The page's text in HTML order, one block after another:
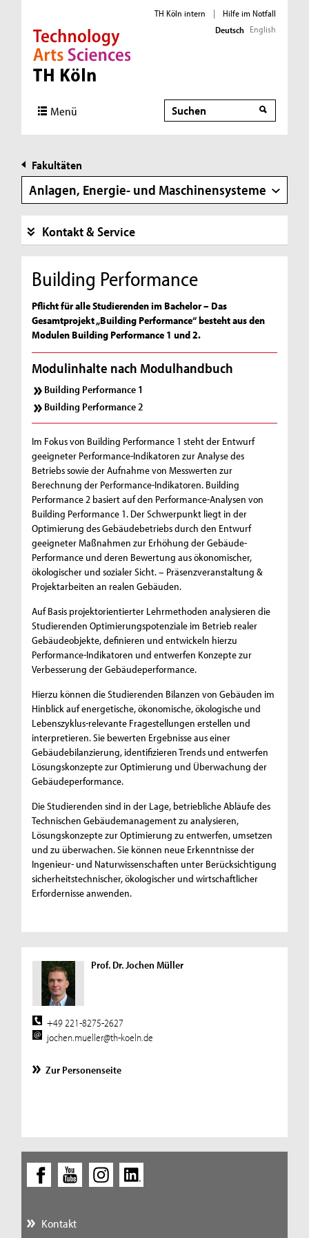
Direkt zur Hauptnavigation
Direkt zur Subnavigation
Direkt zum Inhalt
Direkt zum Fußbereich
TH Köln intern |
Hilfe im Notfall
Deutsch English
Menü Suche
Suche
Fakultäten
Anlagen, Energie- und Maschinensysteme
Kontakt & Service
Building Performance
Pflicht für alle Studierenden im Bachelor – Das
Gesamtprojekt „Building Performance“ besteht aus den
Modulen Building Performance 1 und 2.
Modulinhalte nach Modulhandbuch
Building Performance 1
Building Performance 2
Im Fokus von Building Performance 1 steht der Entwurf
geeigneter Performance-Indikatoren zur Analyse des
Betriebs sowie der Aufnahme von Messwerten zur
Berechnung der Performance-Indikatoren. Building
Performance 2 basiert auf den Performance-Analysen von
Building Performance 1. Der Schwerpunkt liegt in der
Optimierung des Gebäudebetriebs durch den Entwurf
geeigneter Maßnahmen zur Erhöhung der Gebäude-
Performance und deren Bewertung aus ökonomischer,
ökologischer und sozialer Sicht. – Präsenzveranstaltung &
Projektarbeiten an realen Gebäuden.
Auf Basis projektorientierter Lehrmethoden analysieren die
Studierenden Optimierungspotenziale im Betrieb realer
Gebäudeobjekte, definieren und entwickeln hierzu
Performance-Indikatoren und entwerfen Konzepte zur
Verbesserung der Gebäudeperformance.
Hierzu können die Studierenden Bilanzen von Gebäuden im
Hinblick auf energetische, ökonomische, ökologische und
Lebenszyklus-relevante Fragestellungen erstellen und
interpretieren. Sie bewerten Ergebnisse aus einer
Gebäudebilanzierung, identifizieren Trends und entwerfen
Lösungskonzepte zur Optimierung und Überwachung der
Gebäudeperformance.
Die Studierenden sind in der Lage, betriebliche Abläufe des
Technischen Gebäudemanagement zu analysieren,
Lösungskonzepte zur Optimierung zu entwerfen, umsetzen
und zu überwachen. Sie können neue Erkenntnisse der
Ingenieur- und Naturwissenschaften unter Berücksichtigung
sicherheitstechnischer, ökologischer und wirtschaftlicher
Erfordernisse anwenden.
Prof. Dr. Jochen Müller
+49 221-8275-2627
jochen.mueller@th-koeln.de
Zur Personenseite
Kontakt